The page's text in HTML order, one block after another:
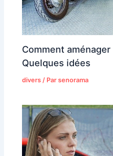
Comment
Quelques idées
divers / Parsenorama